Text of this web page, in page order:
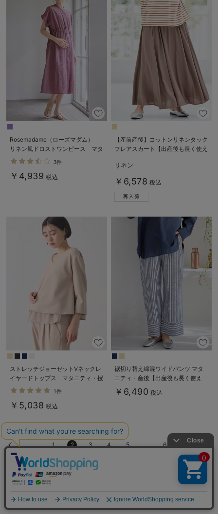
Rosemadame（ローズマダム）
リネン風ドロストワンピース マタ
ニティ・産後授乳服【出産後も長く
3件
￥4,939 税込
【産前産後】コットンリネンタック
フレアスカート【出産後も長く使え
リネン
￥6,578 税込
ストレッチジョーゼットVネックレ
イヤードトップス マタニティ・授
乳服【出産後も長く使える】
1件
￥5,038 税込
裾切り替え綿混ワイドパンツ マタ
ニティ・産後【出産後も長く使え
る】
￥6,490 税込
1 2 3 4 5 … 6